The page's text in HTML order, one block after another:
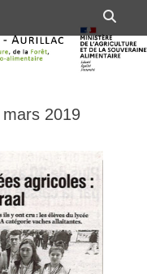
mars 2019